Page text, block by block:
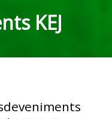
KEJ